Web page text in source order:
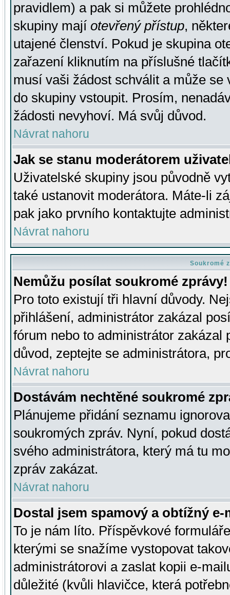
pravidlem) a pak si můžete
skupiny mají otevřený přístup,
utajené členství. Pokud je skupina
zařazení kliknutím na příslušné
musí vaši žádost schválit a může se
do skupiny vstoupit. Prosím,
žádosti nevyhoví. Má svůj důvod.
Návrat nahoru
Jak se stanu moderátorem
Uživatelské skupiny jsou původně
také ustanovit moderátora. Máte-li
pak jako prvního kontaktujte
Návrat nahoru
Soukromé
Nemůžu posílat soukromé zprávy!
Pro toto existují tři hlavní důvody.
přihlášení, administrátor zakázal
fórum nebo to administrátor zakázal
důvod, zeptejte se administrátora,
Návrat nahoru
Dostávám nechtěné soukromé
Plánujeme přidání seznamu
soukromých zpráv. Nyní, pokud
svého administrátora, který má tu
zpráv zakázat.
Návrat nahoru
Dostal jsem spamový a obtížný
To je nám líto. Příspěvkové
kterými se snažíme vystopovat
administrátorovi a zaslat kopii e-
důležité (kvůli hlavičce, která